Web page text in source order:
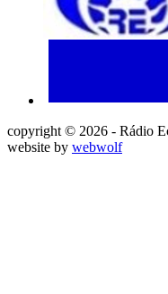
copyright © 2026 - Rádio
website by webwolf